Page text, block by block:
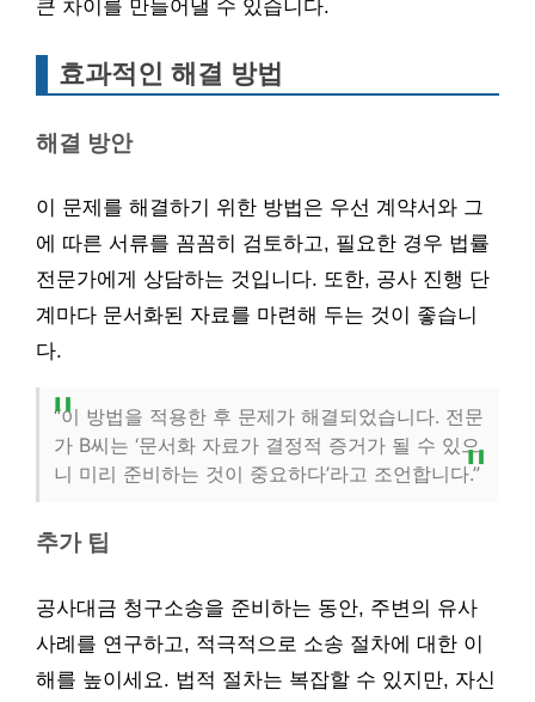
큰 차이를 만들어낼 수 있습니다.
효과적인 해결 방법
해결 방안
이 문제를 해결하기 위한 방법은 우선 계약서와 그
에 따른 서류를 꼼꼼히 검토하고, 필요한 경우 법률
전문가에게 상담하는 것입니다. 또한, 공사 진행 단
계마다 문서화된 자료를 마련해 두는 것이 좋습니
다.
“이 방법을 적용한 후 문제가 해결되었습니다. 전문
가 B씨는 ‘문서화 자료가 결정적 증거가 될 수 있으
니 미리 준비하는 것이 중요하다’라고 조언합니다.”
추가 팁
공사대금 청구소송을 준비하는 동안, 주변의 유사
사례를 연구하고, 적극적으로 소송 절차에 대한 이
해를 높이세요. 법적 절차는 복잡할 수 있지만, 자신